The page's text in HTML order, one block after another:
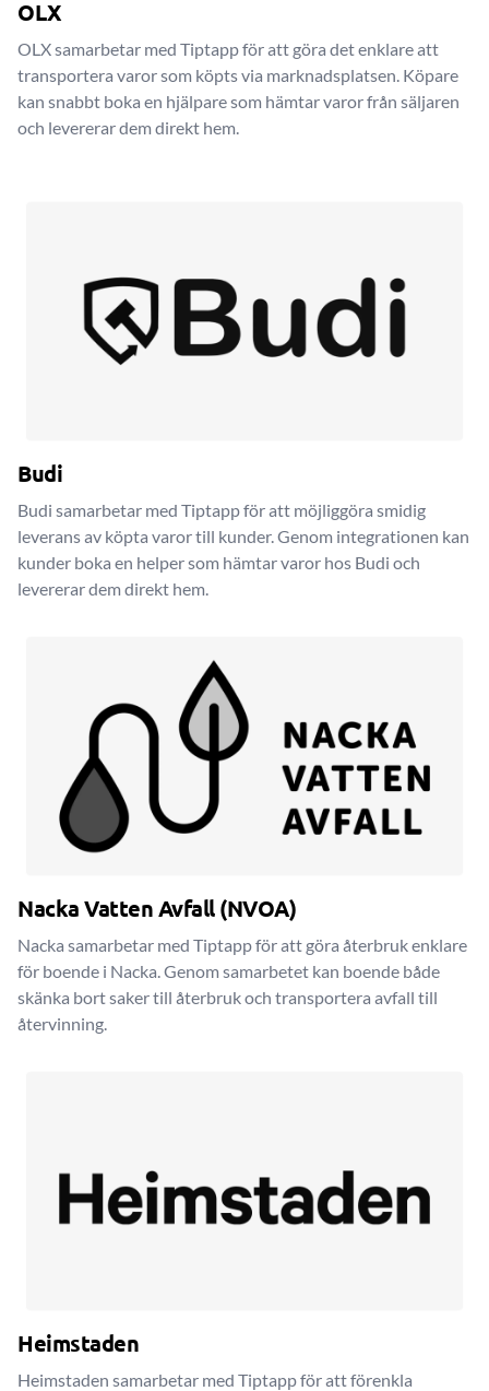
OLX
OLX samarbetar med Tiptapp för att göra det enklare att
transportera varor som köpts via marknadsplatsen. Köpare
kan snabbt boka en hjälpare som hämtar varor från säljaren
och levererar dem direkt hem.
Budi
Budi samarbetar med Tiptapp för att möjliggöra smidig
leverans av köpta varor till kunder. Genom integrationen kan
kunder boka en helper som hämtar varor hos Budi och
levererar dem direkt hem.
Nacka Vatten Avfall (NVOA)
Nacka samarbetar med Tiptapp för att göra återbruk enklare
för boende i Nacka. Genom samarbetet kan boende både
skänka bort saker till återbruk och transportera avfall till
återvinning.
Heimstaden
Heimstaden samarbetar med Tiptapp för att förenkla